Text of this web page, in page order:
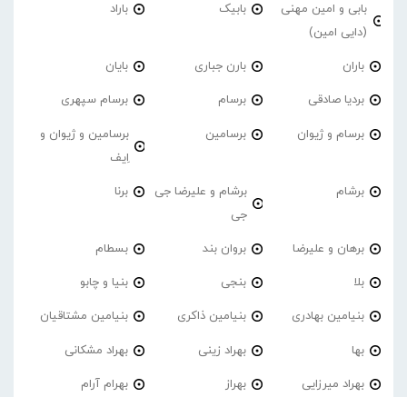
بابی و امین مهنی
(دایی امین)
بابیک باراد
باران بارن جباری بایان
بردیا صادقی برسام برسام سپهری
برسام و ژیوان برسامین
برسامین و ژیوان و
اِیف
برشام
برشام و علیرضا جی
جی
برنا
برهان و علیرضا بروان بند بسطام
بلا بنجی بنیا و چابو
بنیامین بهادری بنیامین ذاکری بنیامین مشتاقیان
بها بهراد زینی بهراد مشکانی
بهراد میرزایی بهراز بهرام آرام